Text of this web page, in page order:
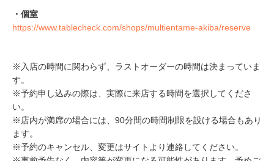
・個室
https://www.tablecheck.com/shops/multientame-akiba/reserve
※入店の時間に関わらず、ラストオーダーの時間は決まっていま
す。
※予約申し込みの際は、実際に来店する時間を選択してくださ
い。
※店内が満席の場合には、90分間の時間制限を設ける場合もあり
ます。
※予約のキャンセル、変更はサイトより連絡してください。